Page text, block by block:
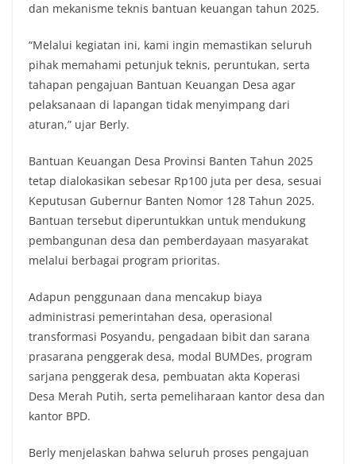
dan mekanisme teknis bantuan keuangan tahun 2025.
“Melalui kegiatan ini, kami ingin memastikan seluruh
pihak memahami petunjuk teknis, peruntukan, serta
tahapan pengajuan Bantuan Keuangan Desa agar
pelaksanaan di lapangan tidak menyimpang dari
aturan,” ujar Berly.
Bantuan Keuangan Desa Provinsi Banten Tahun 2025
tetap dialokasikan sebesar Rp100 juta per desa, sesuai
Keputusan Gubernur Banten Nomor 128 Tahun 2025.
Bantuan tersebut diperuntukkan untuk mendukung
pembangunan desa dan pemberdayaan masyarakat
melalui berbagai program prioritas.
Adapun penggunaan dana mencakup biaya
administrasi pemerintahan desa, operasional
transformasi Posyandu, pengadaan bibit dan sarana
prasarana penggerak desa, modal BUMDes, program
sarjana penggerak desa, pembuatan akta Koperasi
Desa Merah Putih, serta pemeliharaan kantor desa dan
kantor BPD.
Berly menjelaskan bahwa seluruh proses pengajuan